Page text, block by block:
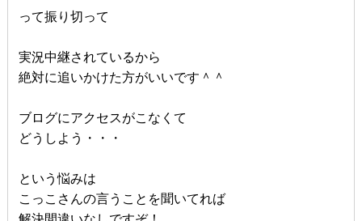
って振り切って
実況中継されているから
絶対に追いかけた方がいいです＾＾
ブログにアクセスがこなくて
どうしよう・・・
という悩みは
こっこさんの言うことを聞いてれば